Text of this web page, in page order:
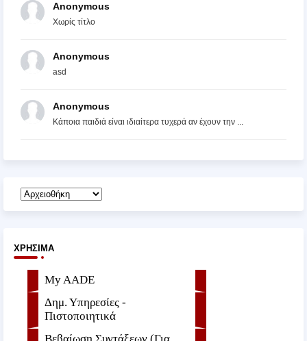
Anonymous
Χωρίς τίτλο
Anonymous
asd
Anonymous
Κάποια παιδιά είναι ιδιαίτερα τυχερά αν έχουν την ...
ΧΡΉΣΙΜΑ
My AADE
Δημ. Υπηρεσίες -
Πιστοποιητικά